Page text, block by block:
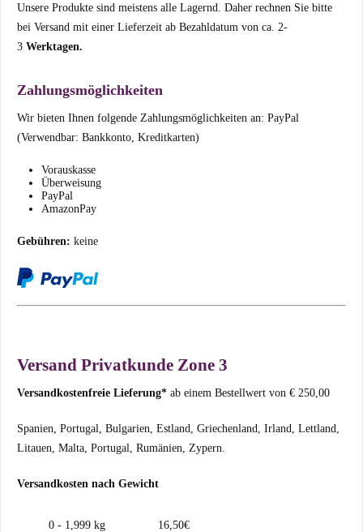
Unsere Produkte sind meistens alle Lagernd. Daher rechnen Sie bitte
bei Versand mit einer Lieferzeit ab Bezahldatum von ca. 2-
3 Werktagen.
Zahlungsmöglichkeiten
Wir bieten Ihnen folgende Zahlungsmöglichkeiten an: PayPal
(Verwendbar: Bankkonto, Kreditkarten)
Vorauskasse
Überweisung
PayPal
AmazonPay
Gebühren: keine
Versand Privatkunde Zone 3
Versandkostenfreie Lieferung* ab einem Bestellwert von € 250,00
Spanien, Portugal, Bulgarien, Estland, Griechenland, Irland, Lettland,
Litauen, Malta, Portugal, Rumänien, Zypern.
Versandkosten nach Gewicht
0 - 1,999 kg 16,50€